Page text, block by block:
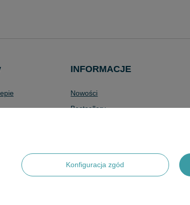
cookie
INFORMACJE
Nowości
Bestsellery
Konfiguracja zgód